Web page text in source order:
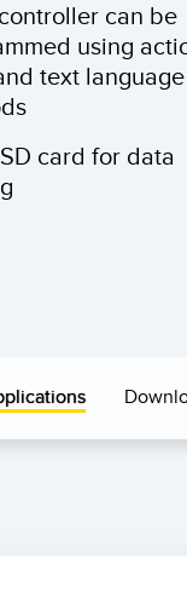
can be
using
text language
card for data